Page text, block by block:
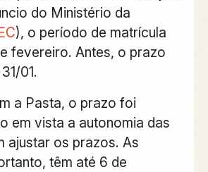
do Ministério da
), o período de matrícula
fevereiro. Antes, o prazo
01.
a Pasta, o prazo foi
em vista a autonomia das
ajustar os prazos. As
têm até 6 de